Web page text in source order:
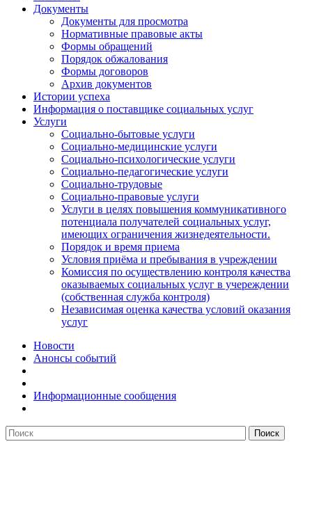
Документы
Документы для просмотра
Нормативные правовые акты
Формы обращений
Порядок обжалования
Формы договоров
Архив документов
Истории успеха
Информация о поставщике социальных услуг
Услуги
Социально-бытовые услуги
Социально-медицинские услуги
Социально-психологические услуги
Социально-педагогические услуги
Социально-трудовые
Социально-правовые услуги
Услуги в целях повышения коммуникативного
потенциала получателей социальных услуг,
имеющих ограничения жизнедеятельности.
Порядок и время приема
Условия приёма и пребывания в учреждении
Комиссия по осуществлению контроля качества
оказываемых социальных услуг в учереждении
(собственная служба контроля)
Независимая оценка качества условий оказания
услуг
Новости
Анонсы событий
Информационные сообщения